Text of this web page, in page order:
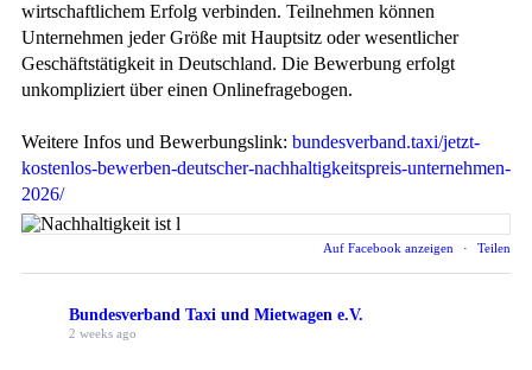
wirtschaftlichem Erfolg verbinden. Teilnehmen können
Unternehmen jeder Größe mit Hauptsitz oder wesentlicher
Geschäftstätigkeit in Deutschland. Die Bewerbung erfolgt
unkompliziert über einen Onlinefragebogen.
Weitere Infos und Bewerbungslink: bundesverband.taxi/jetzt-
kostenlos-bewerben-deutscher-nachhaltigkeitspreis-unternehmen-
2026/
Auf Facebook anzeigen · Teilen
Bundesverband Taxi und Mietwagen e.V.
2 weeks ago